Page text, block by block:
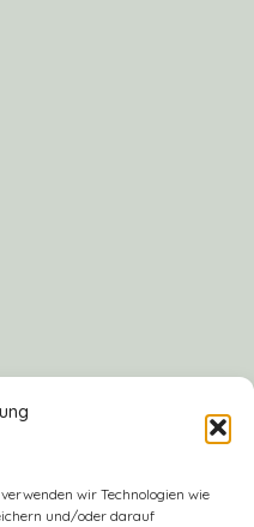
wir Technologien wie
und/oder darauf